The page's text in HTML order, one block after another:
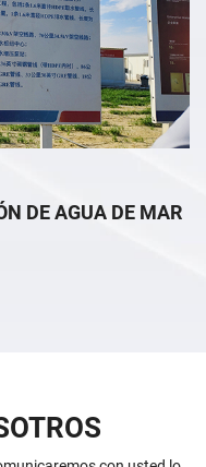
DE AGUA DE MAR